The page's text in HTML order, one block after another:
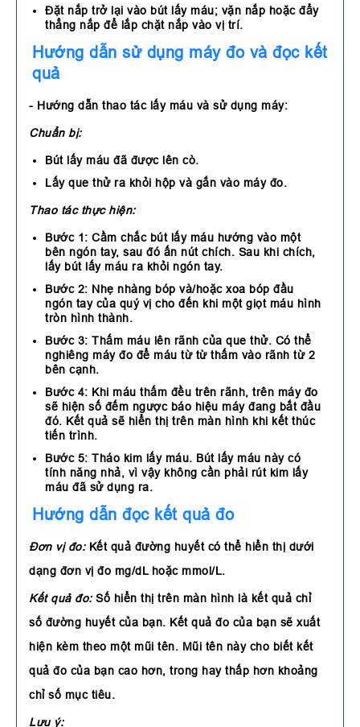
Đặt nắp trở lại vào bút lấy máu; vặn nắp hoặc đẩy
thẳng nắp để lắp chặt nắp vào vị trí.
Hướng dẫn sử dụng máy đo và đọc kết
quả
- Hướng dẫn thao tác lấy máu và sử dụng máy:
Chuẩn bị:
Bút lấy máu đã được lên cò.
Lấy que thử ra khỏi hộp và gắn vào máy đo.
Thao tác thực hiện:
Bước 1: Cầm chắc bút lấy máu hướng vào một
bên ngón tay, sau đó ấn nút chích. Sau khi chích,
lấy bút lấy máu ra khỏi ngón tay.
Bước 2: Nhẹ nhàng bóp và/hoặc xoa bóp đầu
ngón tay của quý vị cho đến khi một giọt máu hình
tròn hình thành.
Bước 3: Thấm máu lên rãnh của que thử. Có thể
nghiêng máy đo để máu từ từ thấm vào rãnh từ 2
bên cạnh.
Bước 4: Khi máu thấm đều trên rãnh, trên máy đo
sẽ hiện số đếm ngược báo hiệu máy đang bắt đầu
đó. Kết quả sẽ hiển thị trên màn hình khi kết thúc
tiến trình.
Bước 5: Tháo kim lấy máu. Bút lấy máu này có
tính năng nhả, vì vậy không cần phải rút kim lấy
máu đã sử dụng ra.
Hướng dẫn đọc kết quả đo
Đơn vị đo:Kết quả đường huyết có thể hiển thị dưới
dạng đơn vị đo mg/dL hoặc mmol/L.
Kết quả đo:Số hiển thị trên màn hình là kết quả chỉ
số đường huyết của bạn. Kết quả đo của bạn sẽ xuất
hiện kèm theo một mũi tên. Mũi tên này cho biết kết
quả đo của bạn cao hơn, trong hay thấp hơn khoảng
chỉ số mục tiêu.
Lưu ý: